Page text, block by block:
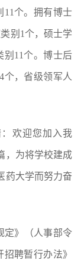
11个。拥有博士
别1个，硕士学
别11个。博士后
个，省级领军人
欢迎您加入我
，为将学校建成
药大学而努力奋
定》（人事部令
聘暂行办法》